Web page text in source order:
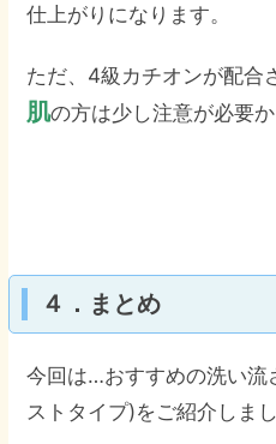
仕上がりになります。
ただ、4級カチオンが配合
肌の方は少し注意が必要
４．まとめ
今回は…おすすめの洗い流
ストタイプ)をご紹介しまし